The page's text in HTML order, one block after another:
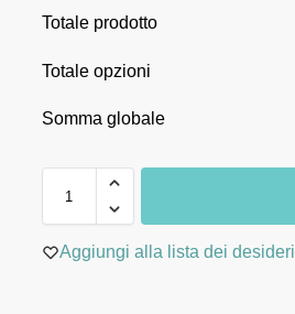
Totale prodotto
Totale opzioni
Somma globale
Aggiungi alla lista dei desideri